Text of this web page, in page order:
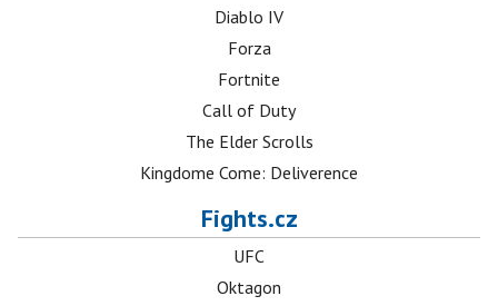
Diablo IV
Forza
Fortnite
Call of Duty
The Elder Scrolls
Kingdome Come: Deliverence
Fights.cz
UFC
Oktagon